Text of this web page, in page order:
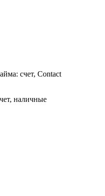
счет, Contact
наличные